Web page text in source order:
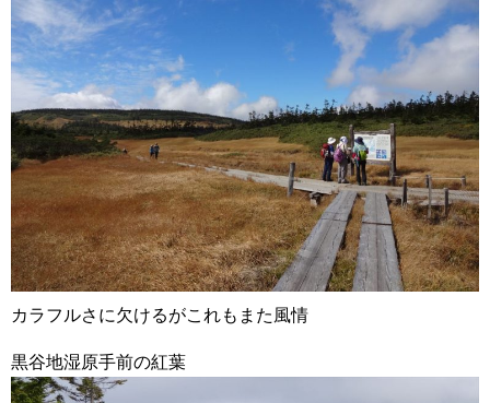
カラフルさに欠けるがこれもまた風情
黒谷地湿原手前の紅葉